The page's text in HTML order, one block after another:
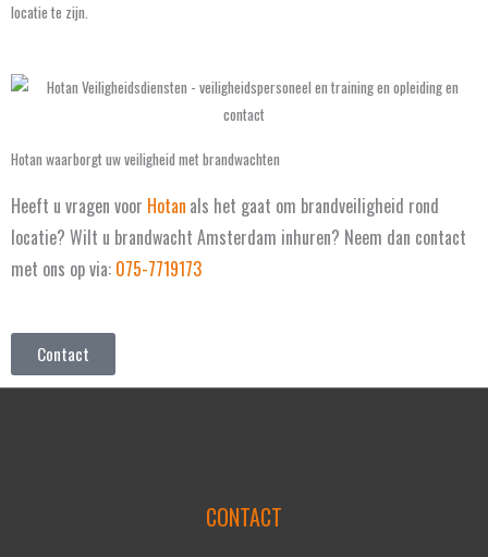
locatie te zijn.
Hotan waarborgt uw veiligheid met brandwachten
Heeft u vragen voor Hotan als het gaat om brandveiligheid rond
locatie? Wilt u brandwacht Amsterdam inhuren? Neem dan contact
met ons op via: 075-7719173
Contact
CONTACT